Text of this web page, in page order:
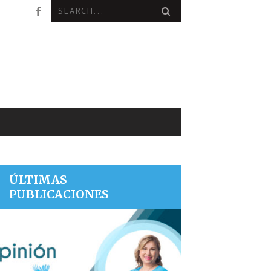
ÚLTIMAS
PUBLICACIONES